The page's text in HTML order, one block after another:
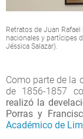
Retratos de Juan
nacionales y partícipes
Jéssica Salazar).
Como parte de la
de 1856-1857
realizó la
Porras y
Académico de